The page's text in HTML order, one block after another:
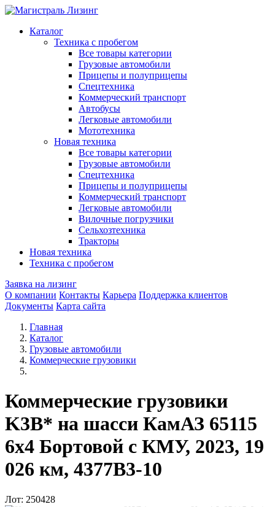
Каталог
Техника с пробегом
Все товары категории
Грузовые автомобили
Прицепы и полуприцепы
Спецтехника
Коммерческий транспорт
Автобусы
Легковые автомобили
Мототехника
Новая техника
Все товары категории
Грузовые автомобили
Спецтехника
Прицепы и полуприцепы
Коммерческий транспорт
Легковые автомобили
Вилочные погрузчики
Сельхозтехника
Тракторы
Новая техника
Техника с пробегом
Заявка на лизинг
О компании Контакты Карьера Поддержка клиентов
Документы Карта сайта
Главная
Каталог
Грузовые автомобили
Коммерческие грузовики
Коммерческие грузовики
K3B* на шасси КамАЗ 65115
6x4 Бортовой с КМУ, 2023, 19
026 км, 4377B3-10
Лот: 250428